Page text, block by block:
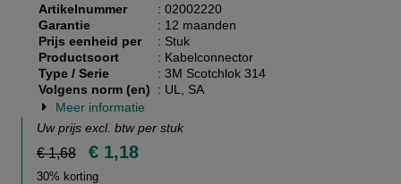
Artikelnummer
: 02002220
Garantie
: 12 maanden
Prijs eenheid per
: Stuk
Productsoort
: Kabelconnector
Type / Serie
: 3M Scotchlok 314
Volgens norm (en)
: UL, SA
Meer informatie
Uw prijs excl. btw per stuk
€ 1,68 € 1,18
30% korting